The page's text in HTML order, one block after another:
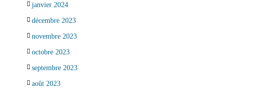
janvier 2024
décembre 2023
novembre 2023
octobre 2023
septembre 2023
août 2023